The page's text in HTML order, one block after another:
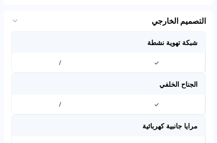
التصميم الخارجي
شبكة تهوية نشطة
✓
/
الجناح الخلفي
✓
/
مرايا جانبية كهربائية